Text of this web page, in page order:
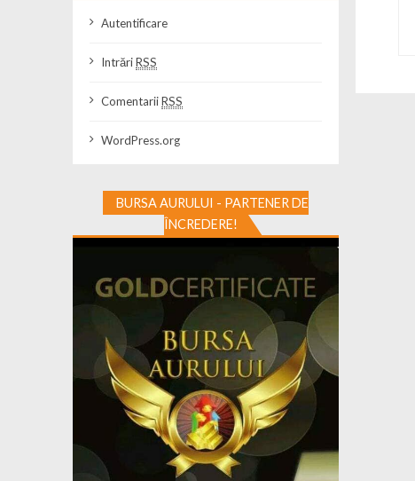
Autentificare
IntrăriRSS
ComentariiRSS
WordPress.org
BURSA AURULUI - PARTENER DE
ÎNCREDERE!